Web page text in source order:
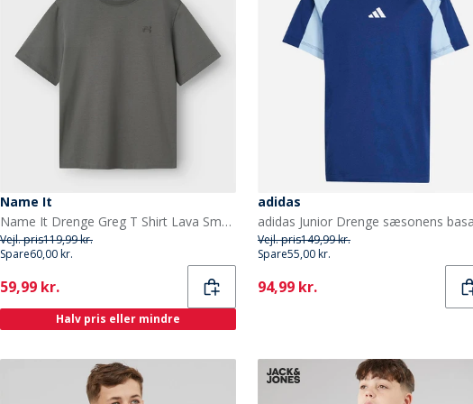
Name It
Name It Drenge Greg T Shirt Lava Smoke
Vejl. pris119,99 kr.
Spare60,00 kr.
Current
59,99 kr.
Halv pris eller mindre
adidas
Vejl. pris149,99 kr.
Spare55,00 kr.
Current
94,99 kr.